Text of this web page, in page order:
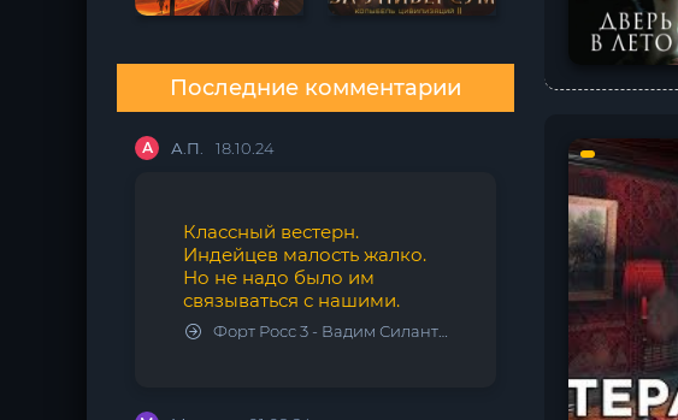
Последние комментарии
А А.П. 18.10.24
Классный вестерн.
Индейцев малость жалко.
Но не надо было им
связываться с нашими.
Форт Росс 3 - Вадим Силантьев